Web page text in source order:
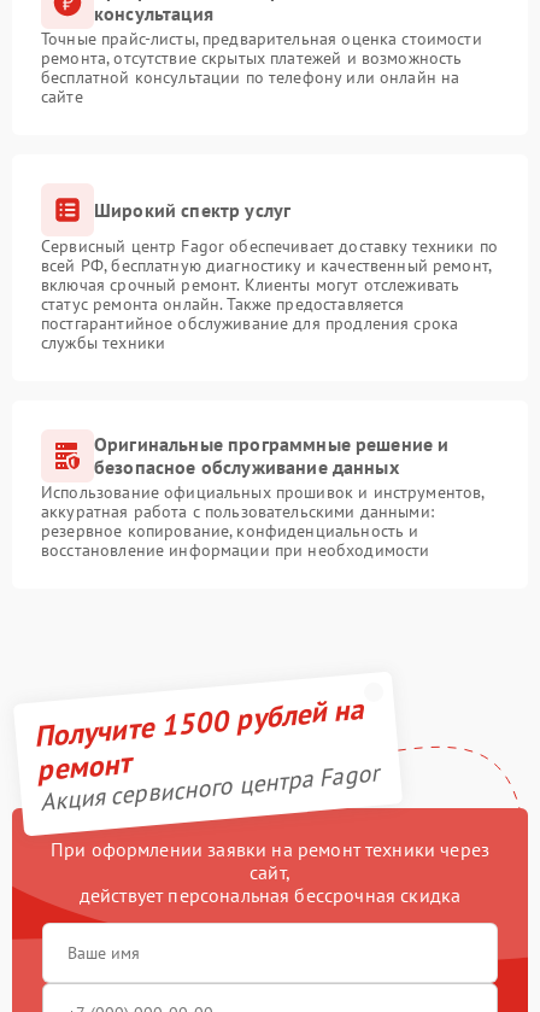
консультация
Точные прайс-листы, предварительная оценка стоимости
ремонта, отсутствие скрытых платежей и возможность
бесплатной консультации по телефону или онлайн на
сайте
Широкий спектр услуг
Сервисный центр Fagor обеспечивает доставку техники по
всей РФ, бесплатную диагностику и качественный ремонт,
включая срочный ремонт. Клиенты могут отслеживать
статус ремонта онлайн. Также предоставляется
постгарантийное обслуживание для продления срока
службы техники
Оригинальные программные решение и
безопасное обслуживание данных
Использование официальных прошивок и инструментов,
аккуратная работа с пользовательскими данными:
резервное копирование, конфиденциальность и
восстановление информации при необходимости
Получите 1500 рублей на
ремонт
Акция сервисного центра Fagor
При оформлении заявки на ремонт техники через
сайт,
действует персональная бессрочная скидка